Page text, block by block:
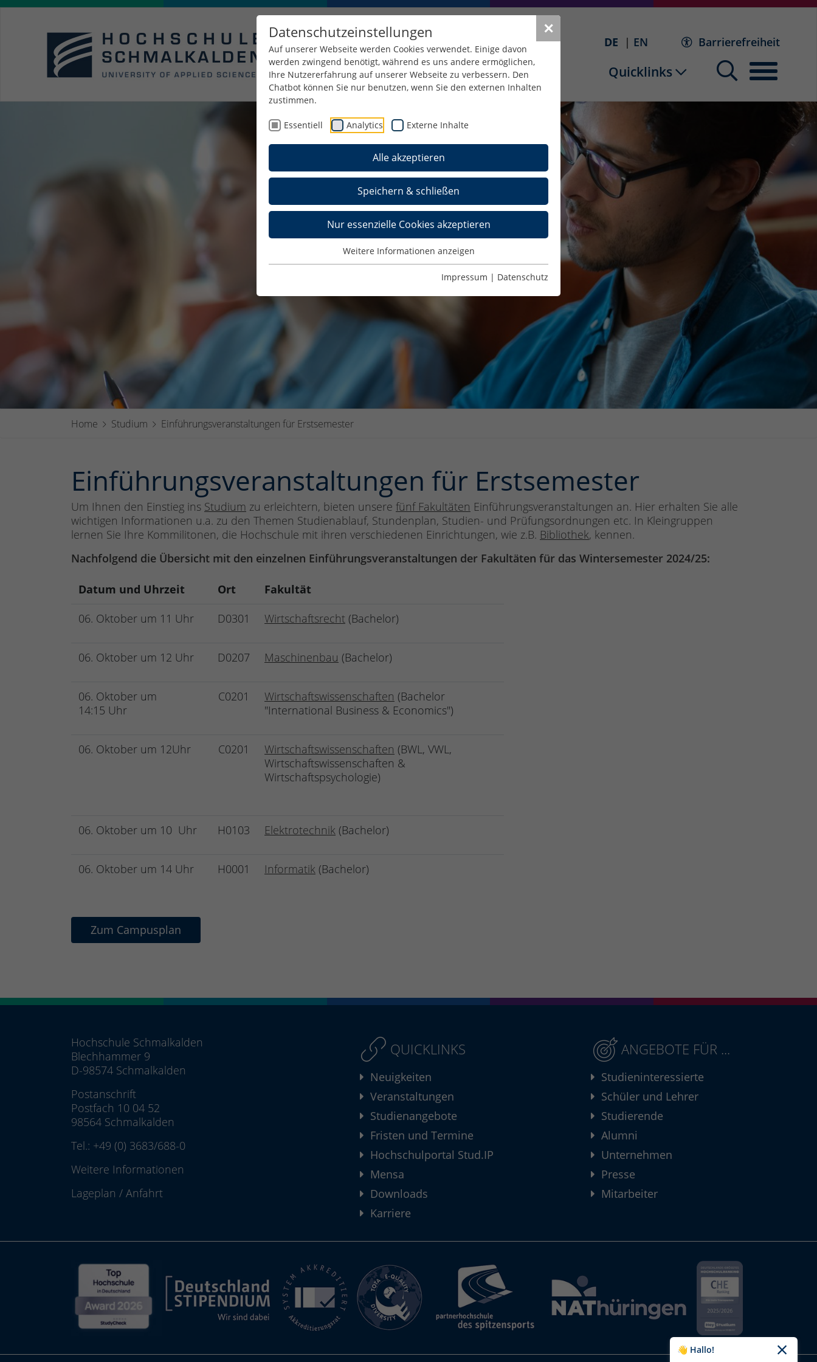
✕
Datenschutzeinstellungen
Auf unserer Webseite werden Cookies verwendet. Einige davon
werden zwingend benötigt, während es uns andere ermöglichen,
Ihre Nutzererfahrung auf unserer Webseite zu verbessern. Den
Chatbot können Sie nur benutzen, wenn Sie den externen Inhalten
zustimmen.
Essentiell Analytics Externe Inhalte
Alle akzeptieren
Speichern & schließen
Nur essenzielle Cookies akzeptieren
Weitere Informationen anzeigen
Impressum | Datenschutz
DE EN Barrierefreiheit
Quicklinks
Home Studium Einführungsveranstaltungen für Erstsemester
Einführungsveranstaltungen für Erstsemester
Um Ihnen den Einstieg ins Studium zu erleichtern, bieten unsere fünf Fakultäten Einführungsveranstaltungen an. Hier erhalten Sie alle
wichtigen Informationen u.a. zu den Themen Studienablauf, Stundenplan, Studien- und Prüfungsordnungen etc. In Kleingruppen
lernen Sie Ihre Kommilitonen, die Hochschule mit ihren verschiedenen Einrichtungen, wie z.B. Bibliothek, kennen.
Nachfolgend die Übersicht mit den einzelnen Einführungsveranstaltungen der Fakultäten für das Wintersemester 2024/25:
Datum und Uhrzeit Ort
Fakultät
06. Oktober um 11 Uhr
D0301 Wirtschaftsrecht (Bachelor)
06. Oktober um 12 Uhr D0207 Maschinenbau (Bachelor)
06. Oktober um
14:15 Uhr
C0201 Wirtschaftswissenschaften (Bachelor
"International Business & Economics")
06. Oktober um 12Uhr C0201 Wirtschaftswissenschaften (BWL, VWL,
Wirtschaftswissenschaften &
Wirtschaftspsychologie)
06. Oktober um 10 Uhr H0103 Elektrotechnik (Bachelor)
06. Oktober um 14 Uhr H0001 Informatik (Bachelor)
Zum Campusplan
Hochschule Schmalkalden
Blechhammer 9
D-98574 Schmalkalden
Postanschrift
Postfach 10 04 52
98564 Schmalkalden
Tel.: +49 (0) 3683/688-0
Weitere Informationen
Lageplan / Anfahrt
QUICKLINKS
Neuigkeiten
Veranstaltungen
Studienangebote
Fristen und Termine
Hochschulportal Stud.IP
Mensa
Downloads
Karriere
ANGEBOTE FÜR ...
Studieninteressierte
Schüler und Lehrer
Studierende
Alumni
Unternehmen
Presse
Mitarbeiter
👋 Hallo!